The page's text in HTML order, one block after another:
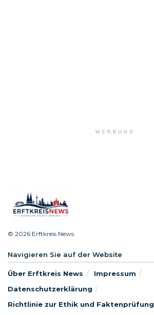
WERBUNG
© 2026 Erftkreis News
Navigieren Sie auf der Website
Über Erftkreis News
Impressum
Datenschutzerklärung
Richtlinie zur Ethik und Faktenprüfung